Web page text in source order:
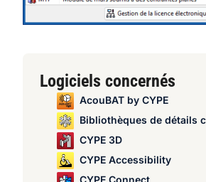
Logiciels concernés
AcouBAT by CYPE
Bibliothèques de détails
CYPE 3D
CYPE Accessibility
CYPE Connect